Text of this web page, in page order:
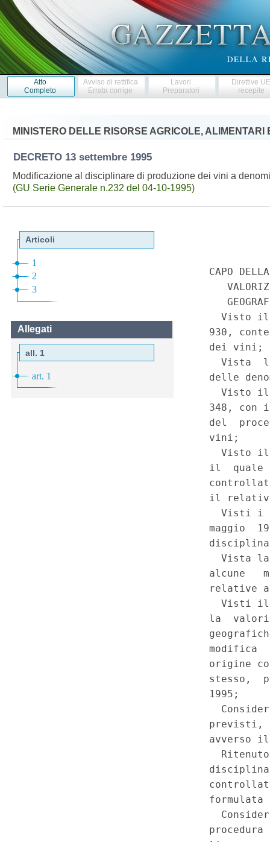
Atto
Completo
Avviso di rettifica
Errata corrige
Lavori
Preparatori
Direttive
recepite
MINISTERO DELLE RISORSE AGRICOLE, ALIMENTARI
DECRETO 13 settembre 1995
Modificazione al disciplinare di produzione dei vini a
(GU Serie Generale n.232 del 04-10-1995)